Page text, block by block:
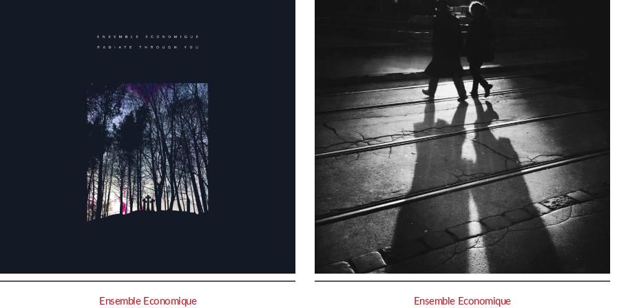
Ensemble Economique Ensemble Economique